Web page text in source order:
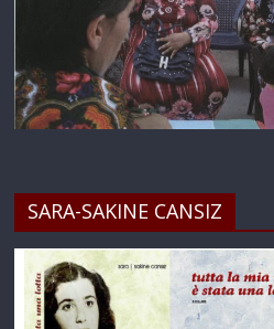
SARA-SAKINE CANSIZ